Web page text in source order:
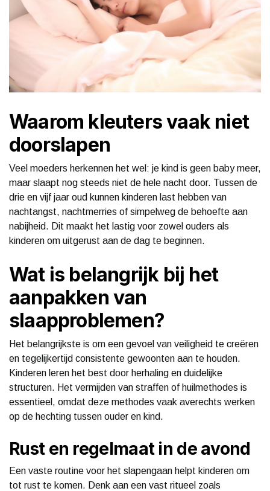
Waarom kleuters vaak niet
doorslapen
Veel moeders herkennen het wel: je kind is geen baby meer,
maar slaapt nog steeds niet de hele nacht door. Tussen de
drie en vijf jaar oud kunnen kinderen last hebben van
nachtangst, nachtmerries of simpelweg de behoefte aan
nabijheid. Dit maakt het lastig voor zowel ouders als
kinderen om uitgerust aan de dag te beginnen.
Wat is belangrijk bij het
aanpakken van
slaapproblemen?
Het belangrijkste is om een gevoel van veiligheid te creëren
en tegelijkertijd consistente gewoonten aan te houden.
Kinderen leren het best door herhaling en duidelijke
structuren. Het vermijden van straffen of huilmethodes is
essentieel, omdat deze methodes vaak averechts werken
op de hechting tussen ouder en kind.
Rust en regelmaat in de avond
Een vaste routine voor het slapengaan helpt kinderen om
tot rust te komen. Denk aan een vast ritueel zoals